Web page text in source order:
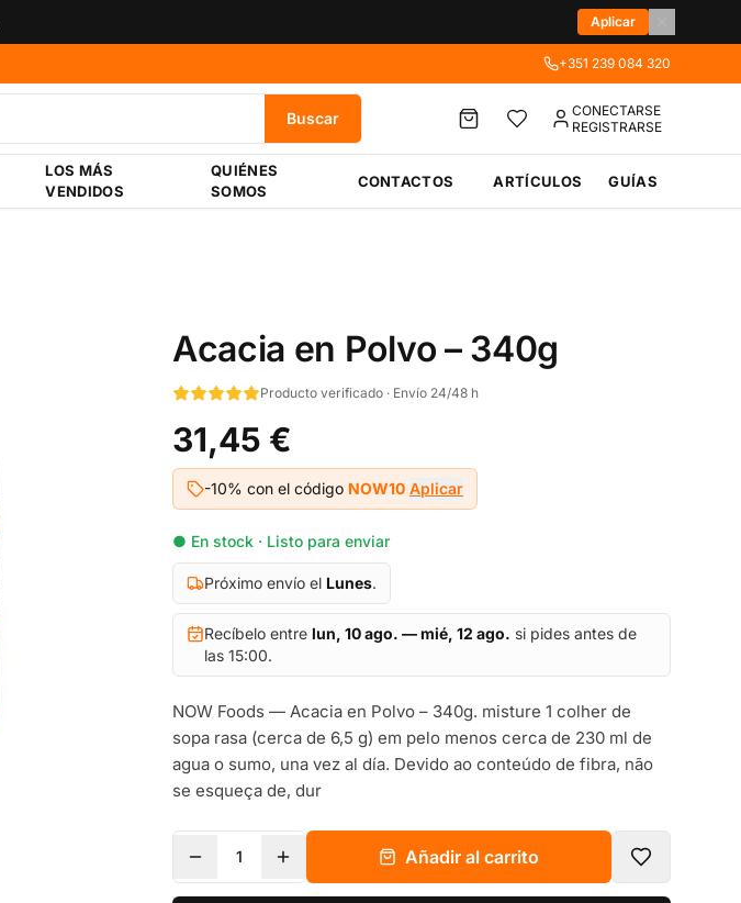
Aplicar
+351 239 084 320
Buscar
CONECTARSE
REGISTRARSE
LOS MÁS
VENDIDOS
QUIÉNES
SOMOS
CONTACTOS ARTÍCULOS GUÍAS
Acacia en Polvo – 340g
Producto verificado · Envío 24/48 h
31,45 €
-10% con el código NOW10 Aplicar
● En stock · Listo para enviar
Próximo envío el Lunes.
Recíbelo entre lun, 10 ago. — mié, 12 ago. si pides antes de
las 15:00.
NOW Foods — Acacia en Polvo – 340g. misture 1 colher de
sopa rasa (cerca de 6,5 g) em pelo menos cerca de 230 ml de
agua o sumo, una vez al día. Devido ao conteúdo de fibra, não
se esqueça de, dur
1 Añadir al carrito